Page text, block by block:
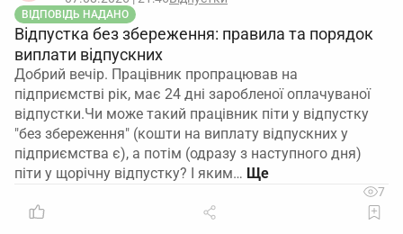
ВІДПОВІДЬ НАДАНО
Відпустка без збереження: правила та порядок
виплати відпускних
Добрий вечір. Працівник пропрацював на
підприємстві рік, має 24 дні заробленої оплачуваної
відпустки.Чи може такий працівник піти у відпустку
"без збереження" (кошти на виплату відпускних у
підприємства є), а потім (одразу з наступного дня)
піти у щорічну відпустку? І яким…
7